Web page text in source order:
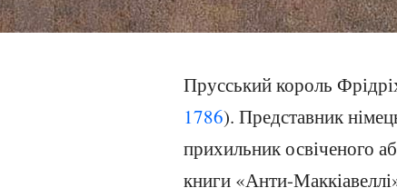
Прусський король
1786). Представник
прихильник освіченого
книги «Анти-